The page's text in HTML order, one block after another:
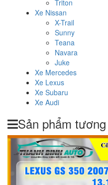
Triton
Xe Nissan
X-Trail
Sunny
Teana
Navara
Juke
Xe Mercedes
Xe Lexus
Xe Subaru
Xe Audi
Sản phẩm